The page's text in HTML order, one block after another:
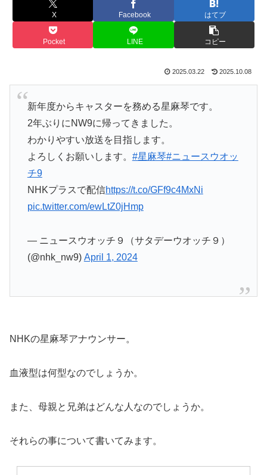
X Facebook はてブ
Pocket LINE コピー
2025.03.22 2025.10.08
新年度からキャスターを務める星麻琴です。
2年ぶりにNW9に帰ってきました。
わかりやすい放送を目指します。
よろしくお願いします。 #星麻琴#ニュースウオッ
チ9
NHKプラスで配信https://t.co/GFf9c4MxNi
pic.twitter.com/ewLtZ0jHmp
— ニュースウオッチ９（サタデーウオッチ９）
(@nhk_nw9) April 1, 2024
NHKの星麻琴アナウンサー。
血液型は何型なのでしょうか。
また、母親と兄弟はどんな人なのでしょうか。
それらの事について書いてみます。